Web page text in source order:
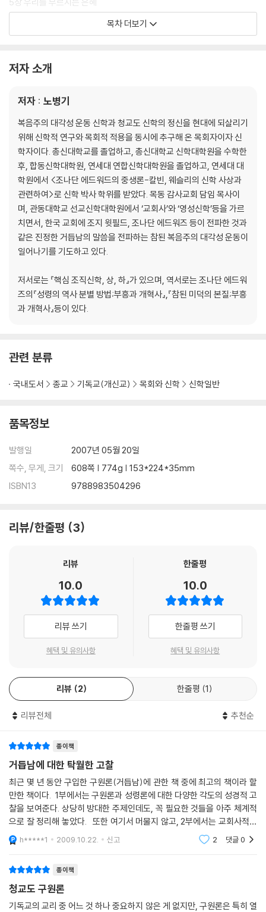
6장 죄를 깨닫게 하시는 은혜
7장 침노하는 믿음과 철저한 자기부인
10장 위대한 거듭남의 은혜(2)
12장 성령 세례와 충만
13장 거듭난 사람의 표징
14장 구원의 확신:성려의 내적 증거
15장 범죄하지 않는 사람
16장 성령 받은 증거가 아닌 것
17장 새 언약과 옛 언약의 차이
18장 우리를 선택하신 은혜
19장 그리스도와 성도의 신비적 연합
20장 그리스도의 몸을 파괴하는 사탄의 전술전략:영 분별의 중요성
21장 구원의 순서
22장 견인의 은혜:하나님께서는 우리를 끝까지 지키신다
2부 교회사적 고찰
2-1 복음주의 대각성 운동의 중생론
2-2 칼뱅과 청교도의 중생론
2-3 한국 초대 교회 지도자들의 거듭남에 대한 가르침
1부 성경적 교찰
참고문헌
목차 더보기
저자 소개
저자 : 노병기
복음주의 대각성 운동 신학과 청교도 신학의 정신을 현대에 되살리기
위해 신학적 연구와 목회적 적용을 동시에 추구해 온 목회자이자 신
학자이다. 총신대학교를 졸업하고, 총신대학교 신학대학원을 수학한
후, 합동신학대학원, 연세대 연합신학대학원을 졸업하고, 연세대 대
학원에서 <조나단 에드워드의 중생론-칼빈, 웨슬리의 신학 사상과
관련하여>로 신학 박사 학위를 받았다. 목동 감사교회 담임 목사이
며, 관동대학교 선교신학대학원에서 ‘교회사’와 ‘영성신학’등을 가르
치면서, 한국 교회에 조지 윗필드, 조나단 에드워즈 등이 전파한 것과
같은 진정한 거듭남의 말씀을 전파하는 참된 복음주의 대각성 운동이
일어나기를 기도하고 있다.
저서로는 『핵심 조직신학, 상, 하』가 있으며, 역서로는 조나단 에드워
즈의『성령의 역사 분별 방법;부흥과 개혁사』,『참된 미덕의 본질;부흥
과 개혁사』등이 있다.
관련 분류
국내도서 종교 기독교(개신교) 목회와 신학 신학일반
품목정보
발행일
2007년 05월 20일
쪽수, 무게, 크기
608쪽 | 774g | 153*224*35mm
ISBN13
9788983504296
리뷰/한줄평 3
리뷰
10.0
리뷰 쓰기
혜택 및 유의사항
한줄평
10.0
한줄평 쓰기
혜택 및 유의사항
리뷰 2 한줄평 1
리뷰전체 추천순
종이책
거듭남에 대한 탁월한 고찰
최근 몇 년 동안 구입한 구원론(거듭남)에 관한 책 중에 최고의 책이라 할
만한 책이다. 1부에서는 구원론과 성령론에 대한 다양한 각도의 성경적 고
찰을 보여준다. 상당히 방대한 주제인데도, 꼭 필요한 것들을 아주 체계적
으로 잘 정리해 놓았다. 또한 여기서 머물지 않고, 2부에서는 교회사적으
로 중생의 체험과 중생론을 다루고 있다. 대각성 운동의 중생론과 칼빈과
청교도의
h*****1 2009.10.22. 신고 2 댓글0
종이책
청교도 구원론
기독교의 교리 중 어느 것 하나 중요하지 않은 게 없지만, 구원론은 특히 열